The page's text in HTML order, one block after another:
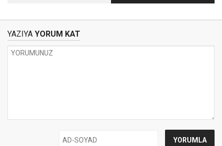
teklf!
YAZIYA YORUM KAT